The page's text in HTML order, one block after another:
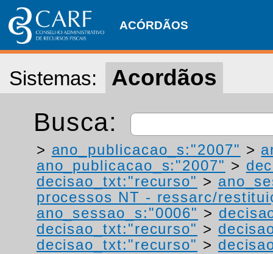
ACÓRDÃOS
Sistemas: Acordãos
Busca:
> ano_publicacao_s:"2007" >
ano_publicacao_s:"2007" >
decisao_txt:"recurso" >
processos NT - ressarc/
ano_sessao_s:"0006" >
decisao_txt:"recurso" >
decisao_txt:"recurso" >